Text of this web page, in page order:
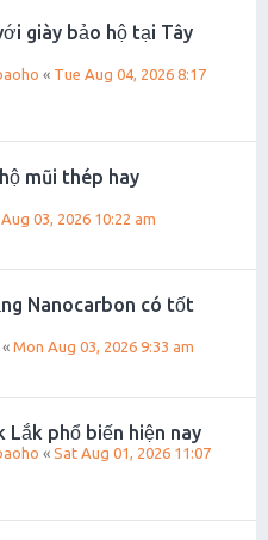
giày bảo hộ tại Tây
« Tue Aug 04, 2026 8:17
mũi thép hay
03, 2026 10:22 am
Nanocarbon có tốt
« Mon Aug 03, 2026 9:33 am
Lắk phổ biến hiện nay
« Sat Aug 01, 2026 11:07